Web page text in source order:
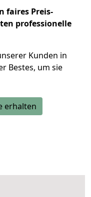
faires Preis-
professionelle
Kunden in
Bestes, um sie
erhalten